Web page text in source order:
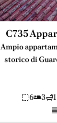
C735
Ampio
storico di
6
3 1